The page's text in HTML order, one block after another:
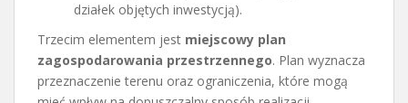
działek objętych inwestycją).
Trzecim elementem jest miejscowy plan
zagospodarowania przestrzennego. Plan wyznacza
przeznaczenie terenu oraz ograniczenia, które mogą